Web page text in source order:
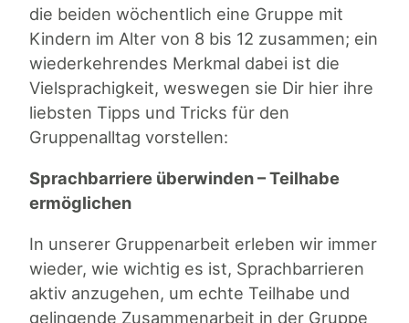
die beiden wöchentlich eine Gruppe mit
Kindern im Alter von 8 bis 12 zusammen; ein
wiederkehrendes Merkmal dabei ist die
Vielsprachigkeit, weswegen sie Dir hier ihre
liebsten Tipps und Tricks für den
Gruppenalltag vorstellen:
Sprachbarriere überwinden – Teilhabe
ermöglichen
In unserer Gruppenarbeit erleben wir immer
wieder, wie wichtig es ist, Sprachbarrieren
aktiv anzugehen, um echte Teilhabe und
gelingende Zusammenarbeit in der Gruppe